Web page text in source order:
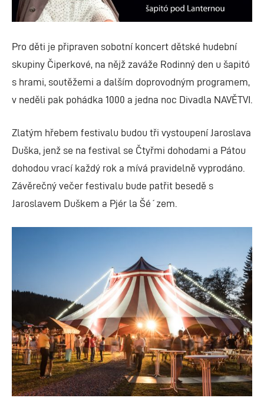
Pro děti je připraven sobotní koncert dětské hudební
skupiny Čiperkové, na nějž zaváže Rodinný den u šapitó
s hrami, soutěžemi a dalším doprovodným programem,
v neděli pak pohádka 1000 a jedna noc Divadla NAVĚTVI.
Zlatým hřebem festivalu budou tři vystoupení Jaroslava
Duška, jenž se na festival se Čtyřmi dohodami a Pátou
dohodou vrací každý rok a mívá pravidelně vyprodáno.
Závěrečný večer festivalu bude patřit besedě s
Jaroslavem Duškem a Pjér la Šé´zem.